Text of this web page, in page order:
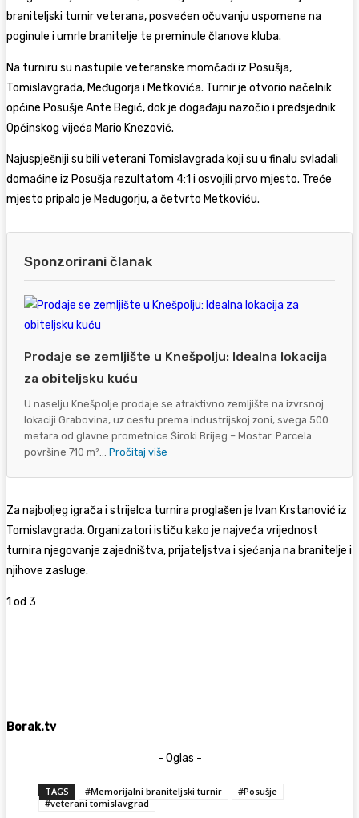
braniteljski turnir veterana, posvećen očuvanju uspomene na
poginule i umrle branitelje te preminule članove kluba.
Na turniru su nastupile veteranske momčadi iz Posušja,
Tomislavgrada, Međugorja i Metkovića. Turnir je otvorio načelnik
općine Posušje Ante Begić, dok je događaju nazočio i predsjednik
Općinskog vijeća Mario Knezović.
Najuspješniji su bili veterani Tomislavgrada koji su u finalu svladali
domaćine iz Posušja rezultatom 4:1 i osvojili prvo mjesto. Treće
mjesto pripalo je Međugorju, a četvrto Metkoviću.
Sponzorirani članak
Prodaje se zemljište u Knešpolju: Idealna lokacija
za obiteljsku kuću
U naselju Knešpolje prodaje se atraktivno zemljište na izvrsnoj
lokaciji Grabovina, uz cestu prema industrijskoj zoni, svega 500
metara od glavne prometnice Široki Brijeg – Mostar. Parcela
površine 710 m²... Pročitaj više
Za najboljeg igrača i strijelca turnira proglašen je Ivan Krstanović iz
Tomislavgrada. Organizatori ističu kako je najveća vrijednost
turnira njegovanje zajedništva, prijateljstva i sjećanja na branitelje i
njihove zasluge.
1 od 3
Borak.tv
- Oglas -
TAGS #Memorijalni braniteljski turnir
#Posušje
#veterani tomislavgrad